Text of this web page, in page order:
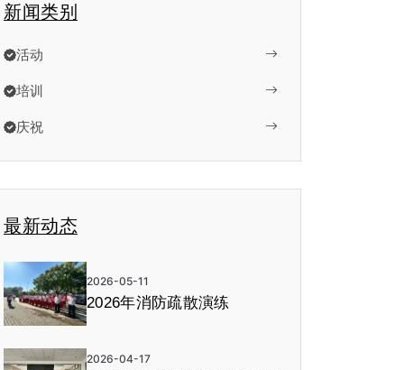
新闻类别
活动
培训
庆祝
最新动态
2026-05-11
2026年消防疏散演练
2026-04-17